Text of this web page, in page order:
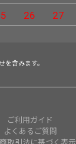
26 27
を含みます。
ご利用ガイド
よくあるご質問